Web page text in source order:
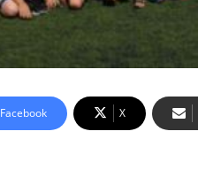
Facebook X